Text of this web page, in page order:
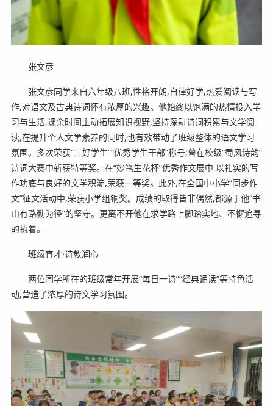
张文彦
张文彦同学来自六年级八班,性格开朗,自律好学,热爱阅读与写
作,对语文及古典诗词怀有浓厚的兴趣。他始终以饱满的热情投入学
习与生活,课余时间主动拓展知识视野,坚持深耕诗词积累与文学阅
读,在提升个人文学素养的同时,也有效带动了班级整体的语文学习
氛围。多次荣获“三好学生”“优秀学生干部”称号;曾在校级“蜀风诗韵”
诗词大赛中斩获特等奖。在“妙笔生花杯”优秀作文展中,以扎实的写
作功底与良好的文学积淀,荣获一等奖。此外,在全国中小学“同步作
文”征文活动中,荣获小学组铜奖。成绩的取得皆非偶然,都源于他“书
山有路勤为径”的坚守。更离不开他在求学路上脚踏实地、不懈追寻
的执着。
班级育才·诗教润心
两位同学所在的班级常年开展“每日一诗”“经典诵读”等特色活
动,营造了浓厚的诗文学习氛围。